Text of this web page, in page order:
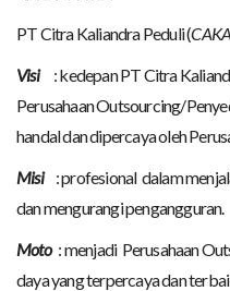
PT Citra Kaliandra Peduli (
Visi: kedepan PT Citra
Perusahaan Outsourcing/
handal dan dipercaya oleh
Misi: profesional dalam
dan mengurangi pengangguran.
Moto: menjadi Perusahaan
daya yang terpercaya dan